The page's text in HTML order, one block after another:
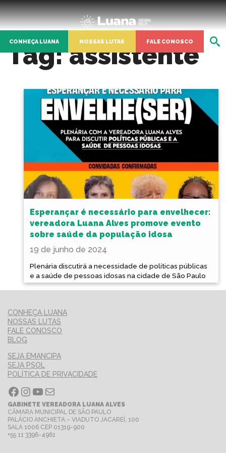
CONHEÇA LUANA NOSSAS LUTAS FALE CONOSCO
Tag:assistente
Esperançar é necessário para envelhecer:
vereadora Luana Alves promove evento
sobre saúde da população idosa
19 de junho de 2024
Plenária discutirá a necessidade de políticas públicas
e a saúde de pessoas idosas na cidade de São Paulo
CONHEÇA LUANA
NOSSAS LUTAS
FALE CONOSCO
BLOG
SEJA EMANCIPA
SEJA PSOL
POLÍTICA DE PRIVACIDADE
Facebook InstagramYoutube E-mail
GABINETE VEREADORA LUANA ALVES
CÂMARA MUNICIPAL DE SÃO PAULO
PALÁCIO ANCHIETA – VIADUTO JACAREÍ, 100
SALA 1006 CEP 01319-900
+55 11 3396-4961